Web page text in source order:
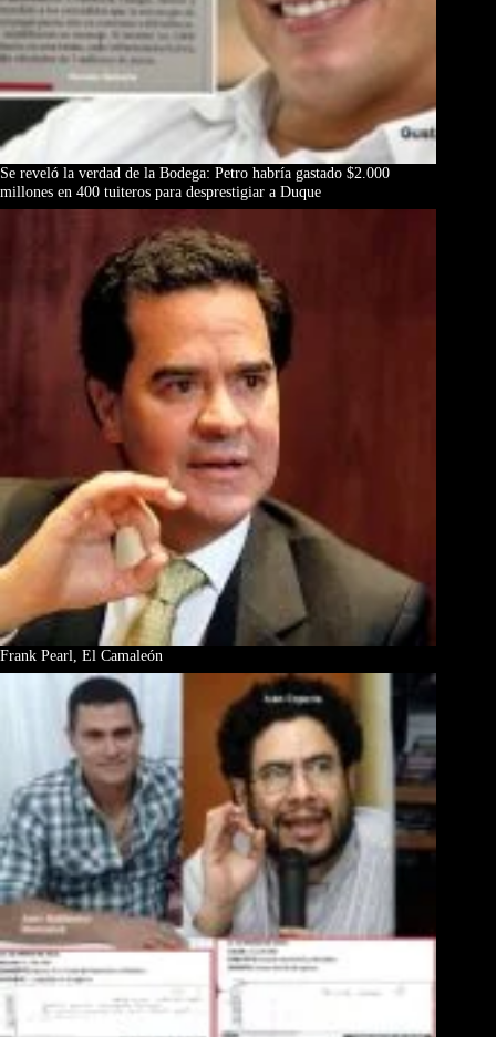
Se reveló la verdad de la Bodega: Petro habría gastado $2.000
millones en 400 tuiteros para desprestigiar a Duque
Frank Pearl, El Camaleón